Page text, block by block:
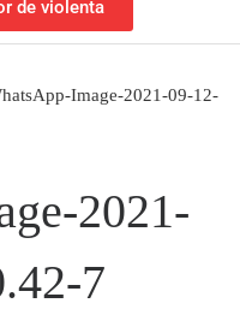
de violenta
Image-2021-09-12-
2021-
7